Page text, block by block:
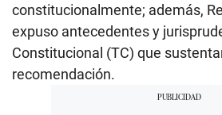
constitucionalmente; además,
expuso antecedentes y
Constitucional (TC) que
recomendación.